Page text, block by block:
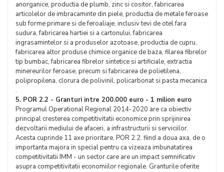
anorganice, productia de plumb, zinc si cositor, fabricarea
articolelor de imbracaminte din piele, productia de metale feroase
sub forme primare si de feroaliaje, inclusiv tevi de otel fara
sudura, fabricarea hartiei si a cartonului, fabricarea
ingrasamintelor si a produselor azotoase, productia de cupru,
fabricarea altor produse chimice organice de baza, filarea fibrelor
tip bumbac, fabricarea fibrelor sintetice si artificiale, extractia
minereurilor feroase, precum si fabricarea de polietilena,
polipropilena, clorura de polivinil, policarbonat si pasta mecanica
.
5. POR 2.2 - Granturi intre 200.000 euro - 1 milion euro
Programul Operational Regional 2014-2020 are ca obiectiv
principal cresterea competitivitatii economice prin sprijinirea
dezvoltarii mediului de afaceri, a infrastructurii si serviciilor.
Acesta cuprinde 11 axe prioritare, POR 2.2. fiind a doua axa, de o
importanta majora in special pentru ca vizeaza imbunatatirea
competitivitatii IMM - un sector care are un impact semnificativ
asupra competitivitatii economiilor regionale. Granturile oferite